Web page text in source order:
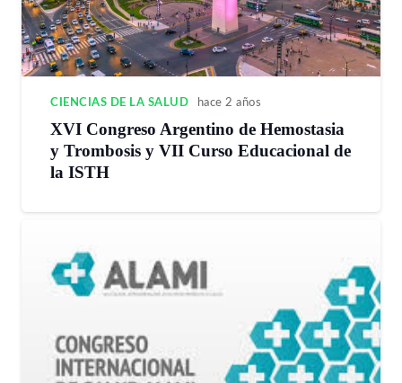
CIENCIAS DE LA SALUD hace 2 años
XVI Congreso Argentino de Hemostasia
y Trombosis y VII Curso Educacional de
la ISTH